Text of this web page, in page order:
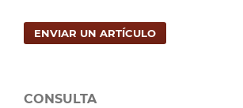
ENVIAR UN ARTÍCULO
CONSULTA